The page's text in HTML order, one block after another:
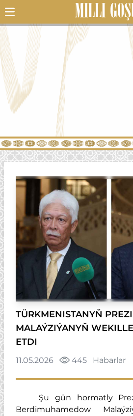
TÜRKMENISTANYŇ
MALAÝZIÝANYŇ
ETDI
11.05.2026 445 Habarlar
Şu gün hormatly
Berdimuhamedow